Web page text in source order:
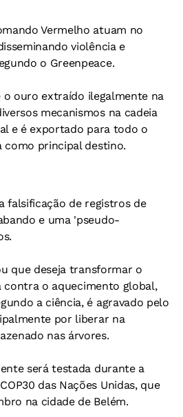
Vermelho atuam no
violência e
o Greenpeace.
ouro extraído ilegalmente na
mecanismos na cadeia
e é exportado para todo o
como principal destino.
falsificação de registros de
e uma 'pseudo-
que deseja transformar o
contra o aquecimento global,
a ciência, é agravado pelo
por liberar na
nas árvores.
será testada durante a
das Nações Unidas, que
na cidade de Belém.